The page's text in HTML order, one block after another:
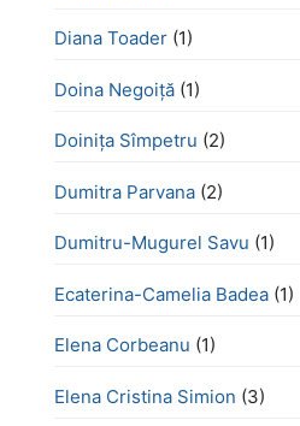
Diana Toader (1)
Doina Negoiță (1)
Doinița Sîmpetru (2)
Dumitra Parvana (2)
Dumitru-Mugurel Savu (1)
Ecaterina-Camelia Badea (1)
Elena Corbeanu (1)
Elena Cristina Simion (3)